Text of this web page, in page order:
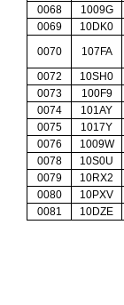
0068
1009G
0069
10DK0
0070
107FA
0072
10SH0
0073
100F9
0074
101AY
0075
1017Y
0076
1009W
0078
10S0U
0079
10RX2
0080
10PXV
0081
10DZE